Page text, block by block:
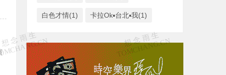
白色才情(1) 卡拉Ok▪台北▪我(1)